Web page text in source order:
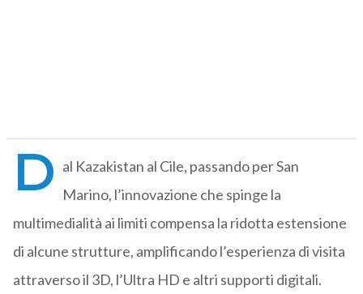
D al Kazakistan al Cile, passando per San
Marino, l’innovazione che spinge la
multimedialità ai limiti compensa la ridotta estensione
di alcune strutture, amplificando l’esperienza di visita
attraverso il 3D, l’Ultra HD e altri supporti digitali.